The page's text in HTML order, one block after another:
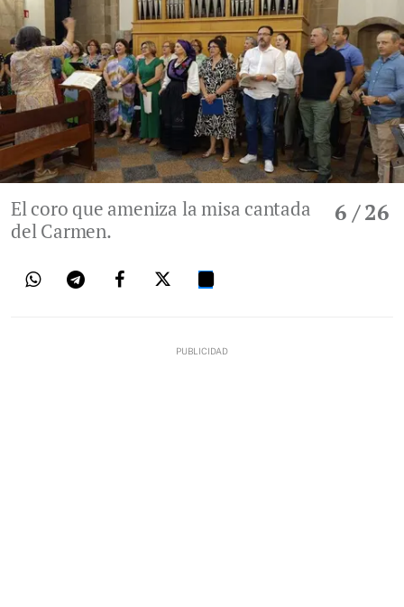
6 / 26
El coro que ameniza la misa cantada
del Carmen.